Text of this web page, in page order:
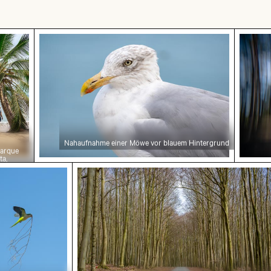
Parque Nacional Cahuita, Limón, Costa Rica
Nahaufnahme einer Möwe vor blauem
Nahaufnahme einer Möwe vor blauem Hintergrund
im Flug mit Ästen vor blauem Himmel
Ruhiger Waldweg umgeben von